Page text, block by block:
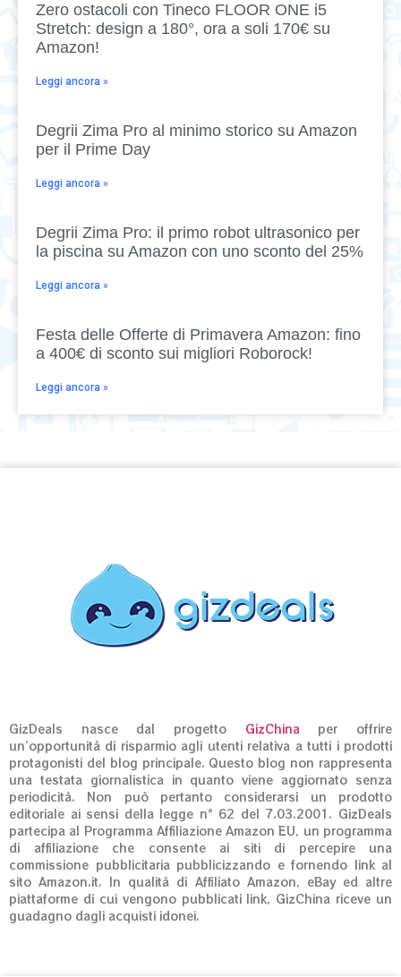
Zero ostacoli con Tineco FLOOR ONE i5
Stretch: design a 180°, ora a soli 170€ su
Amazon!
Leggi ancora »
Degrii Zima Pro al minimo storico su Amazon
per il Prime Day
Leggi ancora »
Degrii Zima Pro: il primo robot ultrasonico per
la piscina su Amazon con uno sconto del 25%
Leggi ancora »
Festa delle Offerte di Primavera Amazon: fino
a 400€ di sconto sui migliori Roborock!
Leggi ancora »
GizDeals nasce dal progetto GizChinaper offrire
un’opportunità di risparmio agli utenti relativa a tutti i prodotti
protagonisti del blog principale. Questo blog non rappresenta
una testata giornalistica in quanto viene aggiornato senza
periodicità. Non può pertanto considerarsi un prodotto
editoriale ai sensi della legge n° 62 del 7.03.2001. GizDeals
partecipa al Programma Affiliazione Amazon EU, un programma
di affiliazione che consente ai siti di percepire una
commissione pubblicitaria pubblicizzando e fornendo link al
sito Amazon.it. In qualità di Affiliato Amazon, eBay ed altre
piattaforme di cui vengono pubblicati link, GizChina riceve un
guadagno dagli acquisti idonei.